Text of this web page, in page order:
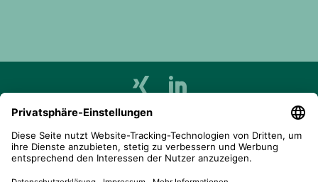
telent GmbH
Gerberstraße 34, 71522 Backnang